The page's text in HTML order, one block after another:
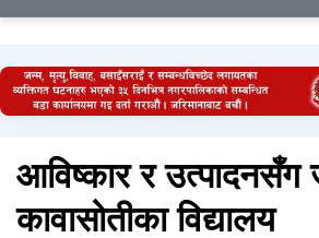
आविष्कार र उत्पादनसँग
कावासोतीका विद्यालय